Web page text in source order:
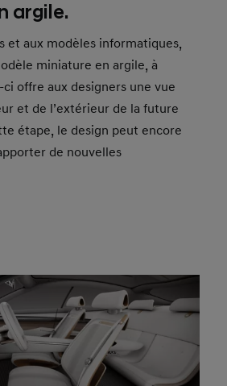
argile.
et aux modèles informatiques,
miniature en argile, à
ci offre aux designers une vue
et de l’extérieur de la future
étape, le design peut encore
de nouvelles